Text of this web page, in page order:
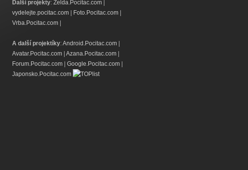
Další projekty: Zelda.Pocitac.com
vydelejte.pocitac.com
Foto.Pocitac.com
Vrba.Pocitac.com
A další projektíky:Android.Pocitac.com
Avatar.Pocitac.com Azana.Pocitac.com
Forum.Pocitac.com
Google.Pocitac.com
Japonsko.Pocitac.com